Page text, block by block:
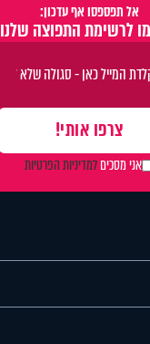
אל תפספסו אף עדכון:
לרשימת התפוצה שלנו
אני מסכיםלמדיניות הפרטיות